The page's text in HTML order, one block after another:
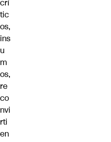
crí
tic
os,
ins
u
m
os,
re
co
nvi
rti
en